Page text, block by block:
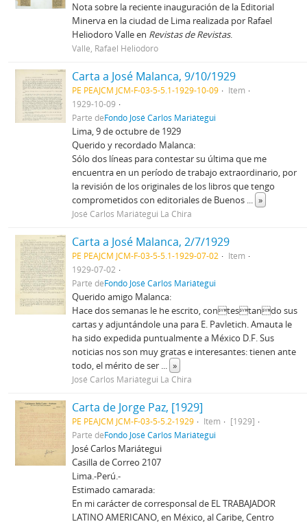
Nota sobre la reciente inauguración de la Editorial
Minerva en la ciudad de Lima realizada por Rafael
Heliodoro Valle en Revistas de Revistas.
Valle, Rafael Heliodoro
Carta a José Malanca, 9/10/1929
PE PEAJCM JCM-F-03-5-5.1-1929-10-09
Item
1929-10-09
Parte deFondo José Carlos Mariátegui
Lima, 9 de octubre de 1929
Querido y recordado Malanca:
Sólo dos líneas para contestar su última que me
encuentra en un período de trabajo extraordinario, por
la revisión de los originales de los libros que tengo
comprometidos con editoriales de Buenos ... »
José Carlos Mariátegui La Chira
Carta a José Malanca, 2/7/1929
PE PEAJCM JCM-F-03-5-5.1-1929-07-02
Item
1929-07-02
Parte deFondo José Carlos Mariátegui
Querido amigo Malanca:
Hace dos semanas le he escrito, contestando sus
cartas y adjuntándole una para E. Pavletich. Amauta le
ha sido expedida puntualmente a México D.F. Sus
noticias nos son muy gratas e interesantes: tienen ante
todo, el mérito de ser ... »
José Carlos Mariátegui La Chira
Carta de Jorge Paz, [1929]
PE PEAJCM JCM-F-03-5-5.2-1929 Item
[1929]
Parte deFondo José Carlos Mariátegui
José Carlos Mariátegui
Casilla de Correo 2107
Lima.-Perú.-
Estimado camarada:
En mi carácter de corresponsal de EL TRABAJADOR
LATINO AMERICANO, en México, al Caribe, Centro